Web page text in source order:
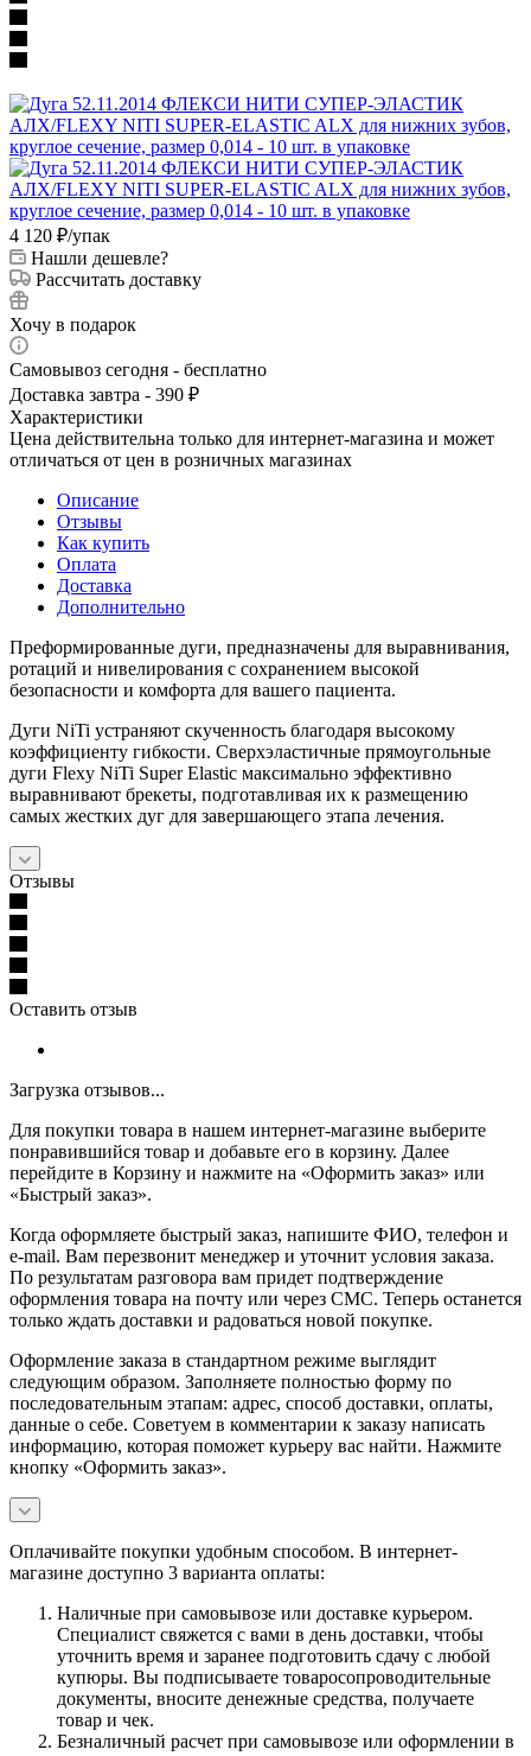
4 120 ₽/упак
Нашли дешевле?
Рассчитать доставку
Хочу в подарок
Самовывоз сегодня - бесплатно
Доставка завтра - 390 ₽
Характеристики
Цена действительна только для интернет-магазина и может
отличаться от цен в розничных магазинах
Описание
Отзывы
Как купить
Оплата
Доставка
Дополнительно
Преформированные дуги, предназначены для выравнивания,
ротаций и нивелирования с сохранением высокой
безопасности и комфорта для вашего пациента.
Дуги NiTi устраняют скученность благодаря высокому
коэффициенту гибкости. Сверхэластичные прямоугольные
дуги Flexy NiTi Super Elastic максимально эффективно
выравнивают брекеты, подготавливая их к размещению
самых жестких дуг для завершающего этапа лечения.
Отзывы
Оставить отзыв
Загрузка отзывов...
Для покупки товара в нашем интернет-магазине выберите
понравившийся товар и добавьте его в корзину. Далее
перейдите в Корзину и нажмите на «Оформить заказ» или
«Быстрый заказ».
Когда оформляете быстрый заказ, напишите ФИО, телефон и
e-mail. Вам перезвонит менеджер и уточнит условия заказа.
По результатам разговора вам придет подтверждение
оформления товара на почту или через СМС. Теперь останется
только ждать доставки и радоваться новой покупке.
Оформление заказа в стандартном режиме выглядит
следующим образом. Заполняете полностью форму по
последовательным этапам: адрес, способ доставки, оплаты,
данные о себе. Советуем в комментарии к заказу написать
информацию, которая поможет курьеру вас найти. Нажмите
кнопку «Оформить заказ».
Оплачивайте покупки удобным способом. В интернет-
магазине доступно 3 варианта оплаты:
Наличные при самовывозе или доставке курьером.
Специалист свяжется с вами в день доставки, чтобы
уточнить время и заранее подготовить сдачу с любой
купюры. Вы подписываете товаросопроводительные
документы, вносите денежные средства, получаете
товар и чек.
Безналичный расчет при самовывозе или оформлении в